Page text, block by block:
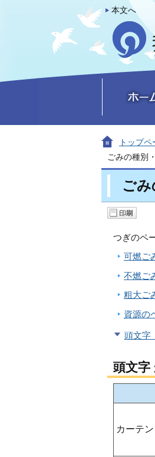
本文へ
トップペ
ごみの種別
ご
つぎのペ
可燃ご
不燃ご
粗大ご
資源の
頭文
頭文字
カーテン